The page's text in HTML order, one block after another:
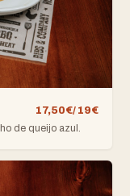
17,50€/ 19€
de queijo azul.